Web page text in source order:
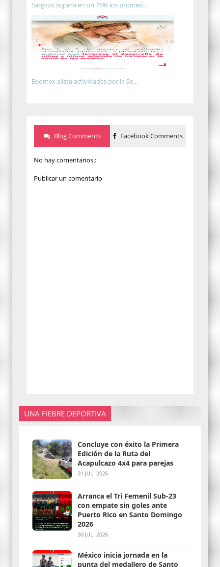
Sargazo supera en un 75% los promed...
Edomex alista actividades por la Se...
Blog Comments Facebook Comments
No hay comentarios.:
Publicar un comentario
UNA FIEBRE DEPORTIVA
Concluye con éxito la Primera
Edición de la Ruta del
Acapulcazo 4x4 para parejas
31 JUL. 2026
Arranca el Tri Femenil Sub-23
con empate sin goles ante
Puerto Rico en Santo Domingo
2026
30 JUL. 2026
México inicia jornada en la
punta del medallero de Santo